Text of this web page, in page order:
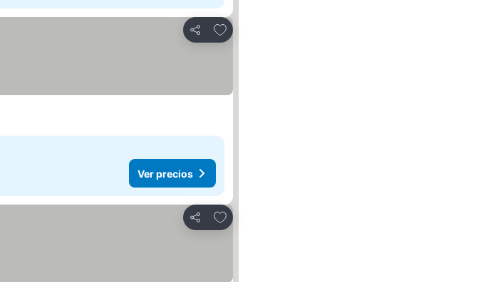
Compartir
Agregar a favoritos
Ver precios
Compartir
Agregar a favoritos